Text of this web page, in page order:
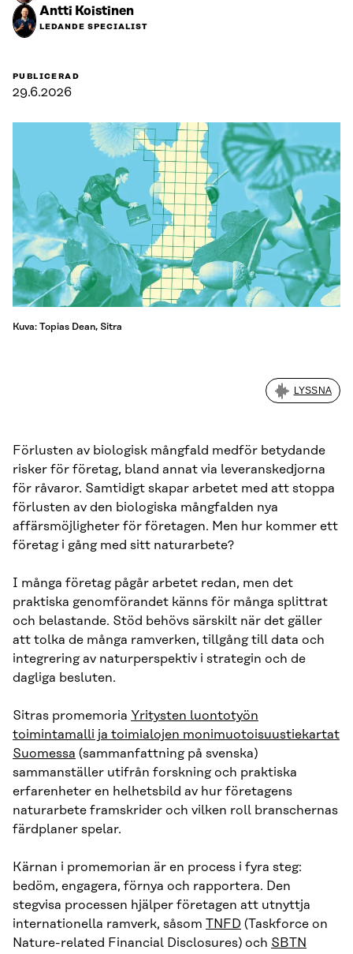
Antti Koistinen
LEDANDE SPECIALIST
PUBLICERAD
29.6.2026
Kuva: Topias Dean, Sitra
LYSSNA
Förlusten av biologisk mångfald medför betydande
risker för företag, bland annat via leveranskedjorna
för råvaror. Samtidigt skapar arbetet med att stoppa
förlusten av den biologiska mångfalden nya
affärsmöjligheter för företagen. Men hur kommer ett
företag i gång med sitt naturarbete?
I många företag pågår arbetet redan, men det
praktiska genomförandet känns för många splittrat
och belastande. Stöd behövs särskilt när det gäller
att tolka de många ramverken, tillgång till data och
integrering av naturperspektiv i strategin och de
dagliga besluten.
Sitras promemoria Yritysten luontotyön
toimintamalli ja toimialojen monimuotoisuustiekartat
Suomessa (sammanfattning på svenska)
sammanställer utifrån forskning och praktiska
erfarenheter en helhetsbild av hur företagens
naturarbete framskrider och vilken roll branschernas
färdplaner spelar.
Kärnan i promemorian är en process i fyra steg:
bedöm, engagera, förnya och rapportera. Den
stegvisa processen hjälper företagen att utnyttja
internationella ramverk, såsom TNFD (Taskforce on
Nature-related Financial Disclosures) och SBTN